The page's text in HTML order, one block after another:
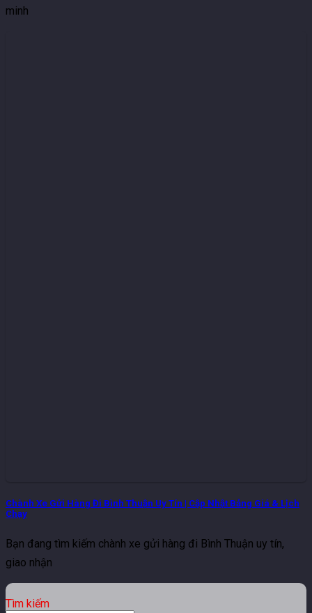
minh
Chành Xe Gửi Hàng Đi Bình Thuận Uy Tín | Cập Nhật Bảng Giá & Lịch
Chạy
Bạn đang tìm kiếm chành xe gửi hàng đi Bình Thuận uy tín,
giao nhận
Tìm kiếm